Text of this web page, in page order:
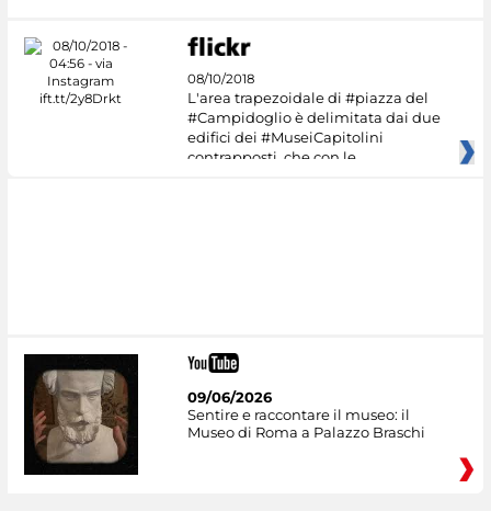
08/10/2018
L'area trapezoidale di #piazza del
#Campidoglio è delimitata dai due
edifici dei #MuseiCapitolini
contrapposti, che con le
09/06/2026
Sentire e raccontare il museo: il
Museo di Roma a Palazzo Braschi